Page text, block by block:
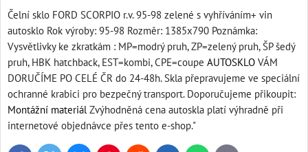
Čelní sklo FORD SCORPIO r.v. 95-98 zelené s vyhříváním+ vin
autosklo Rok výroby: 95-98 Rozměr: 1385x790 Poznámka:
Vysvětlivky ke zkratkám : MP=modrý pruh, ZP=zelený pruh, ŠP šedý
pruh, HBK hatchback, EST=kombi, CPE=coupe AUTOSKLO VÁM
DORUČÍME PO CELÉ ČR do 24-48h. Skla přepravujeme ve speciální
ochranné krabici pro bezpečný transport. Doporučujeme přikoupit:
Montážní materiál Zvýhodněná cena autoskla platí výhradně při
internetové objednávce přes tento e-shop."